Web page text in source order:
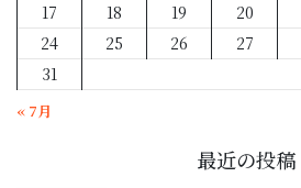
17
18 19 20
24
25 26 27
31
« 7月
最近の投稿